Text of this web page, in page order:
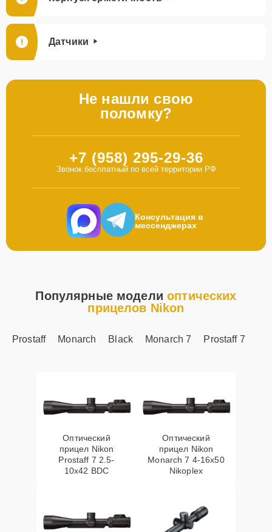
Датчики
Не нашли свою
поломку?
+7 (958) 295-29-36
Звонок бесплатный по всей территории РФ
Консультация в
мессенджерах
Популярные моделиоптических
прицелов Nikon
Prostaff Monarch Black Monarch 7 Prostaff 7
Оптический
прицел Nikon
Prostaff 7 2.5-
10x42 BDC
Оптический
прицел Nikon
Monarch 7 4-16x50
Nikoplex